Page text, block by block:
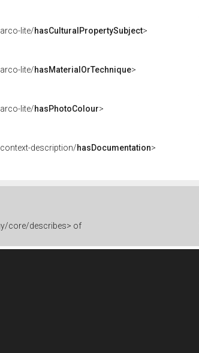
lite/hasCulturalPropertySubject>
lite/hasMaterialOrTechnique>
lite/hasPhotoColour>
description/hasDocumentation>
core/describes> of